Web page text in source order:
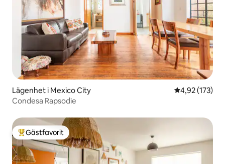
Lägenhet i Mexico City 4,92 av 5 i
4,92 (173)
Condesa Rapsodie
Populär gästfavorit
Gästfavorit